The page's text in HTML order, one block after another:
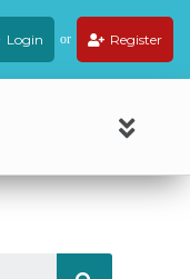
Login or Register